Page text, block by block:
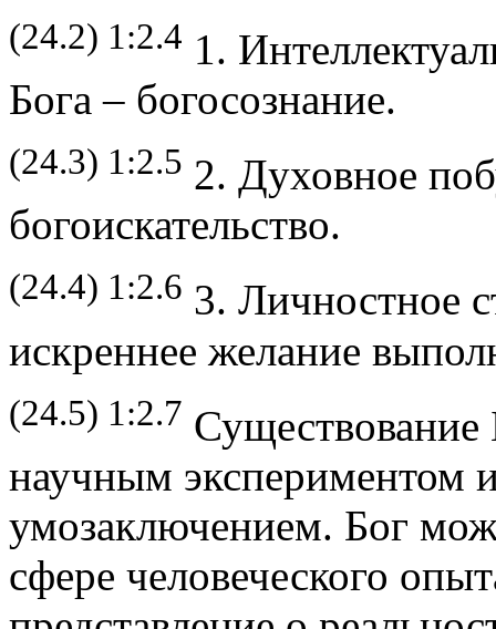
(24.2) 1:2.4 1.
Бога – богосознание.
(24.3) 1:2.5 2. Духовное
богоискательство.
(24.4) 1:2.6 3. Личностное
искреннее желание
(24.5) 1:2.7 Существование
научным экспериментом
умозаключением. Бог
сфере человеческого